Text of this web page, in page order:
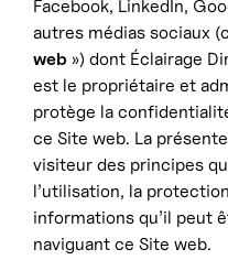
Projets
Contact
Fabricants
Projets
Contact
Facebook, LinkedIn,
autres médias sociaux
web ») dont Éclairage
est le propriétaire et
protège la
ce Site web. La
visiteur des principes
l’utilisation, la
informations qu’il peut
naviguant ce Site web.